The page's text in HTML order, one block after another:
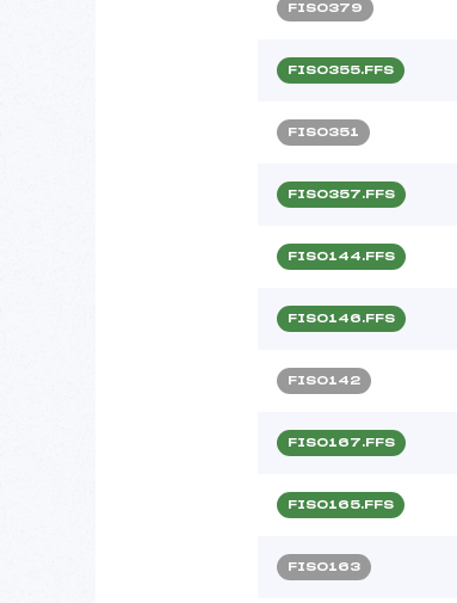
FIS0379
FIS0355.FFS
FIS0351
FIS0357.FFS
FIS0144.FFS
FIS0146.FFS
FIS0142
FIS0167.FFS
FIS0165.FFS
FIS0163